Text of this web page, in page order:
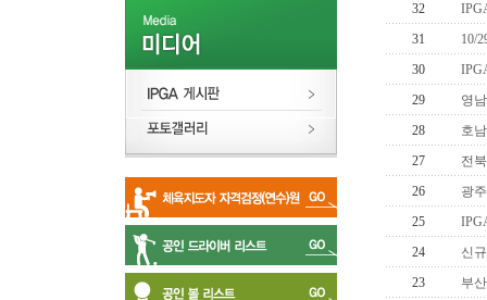
32
31
10/
30
29
영
28
호
27
전
26
광
25
24
신
23
부